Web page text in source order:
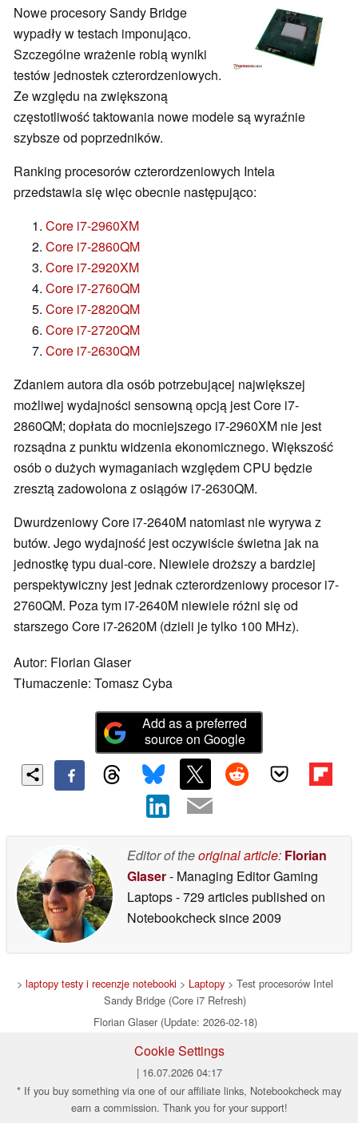
Nowe procesory Sandy Bridge
wypadły w testach imponująco.
Szczególne wrażenie robią wyniki
testów jednostek czterordzeniowych.
Ze względu na zwiększoną
częstotliwość taktowania nowe modele są wyraźnie
szybsze od poprzedników.
Ranking procesorów czterordzeniowych Intela
przedstawia się więc obecnie następująco:
Core i7-2960XM
Core i7-2860QM
Core i7-2920XM
Core i7-2760QM
Core i7-2820QM
Core i7-2720QM
Core i7-2630QM
Zdaniem autora dla osób potrzebującej największej
możliwej wydajności sensowną opcją jest Core i7-
2860QM; dopłata do mocniejszego i7-2960XM nie jest
rozsądna z punktu widzenia ekonomicznego. Większość
osób o dużych wymaganiach względem CPU będzie
zresztą zadowolona z osiągów i7-2630QM.
Dwurdzeniowy Core i7-2640M natomiast nie wyrywa z
butów. Jego wydajność jest oczywiście świetna jak na
jednostkę typu dual-core. Niewiele droższy a bardziej
perspektywiczny jest jednak czterordzeniowy procesor i7-
2760QM. Poza tym i7-2640M niewiele różni się od
starszego Core i7-2620M (dzieli je tylko 100 MHz).
Autor: Florian Glaser
Tłumaczenie: Tomasz Cyba
Add as a preferred
source on Google
Editor of theoriginal article: Florian
Glaser- Managing Editor Gaming
Laptops- 729 articles published on
Notebookchecksince 2009
> laptopy testy i recenzje notebooki > Laptopy > Test procesorów Intel
Sandy Bridge (Core i7 Refresh)
Florian Glaser (Update: 2026-02-18)
Cookie Settings
| 16.07.2026 04:17
* If you buy something via one of our affiliate links, Notebookcheck may
earn a commission. Thank you for your support!